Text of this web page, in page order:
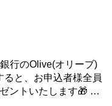
行のOlive(オリーブ)
ると、お申込者様全員
トいたします🎁 詳